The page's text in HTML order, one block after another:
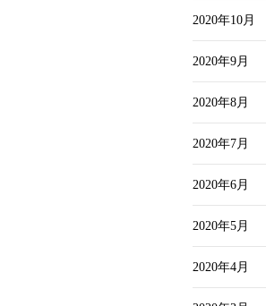
2020年10月
2020年9月
2020年8月
2020年7月
2020年6月
2020年5月
2020年4月